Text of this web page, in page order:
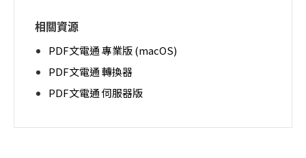
相關資源
PDF文電通 專業版 (macOS)
PDF文電通 轉換器
PDF文電通 伺服器版